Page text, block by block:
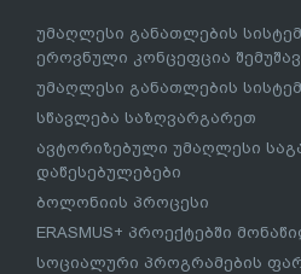
უმაღლესი განათლების
ეროვნული კონცეფცია
უმაღლესი განათლების
სწავლება საზღვარგარეთ
ავტორიზებული უმაღლესი
დაწესებულებები
ბოლონიის პროცესი
ERASMUS+ პროექტებში
სოციალური პროგრამების